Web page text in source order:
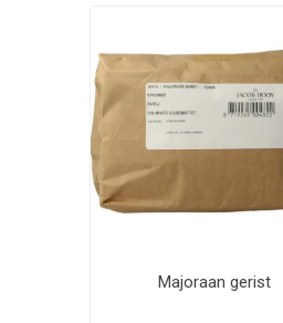
Majoraan gerist